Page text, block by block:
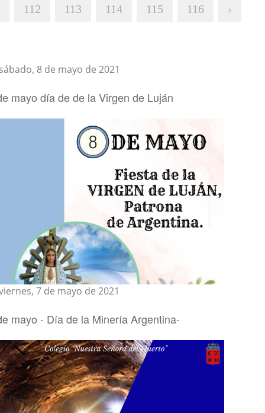
112 113 114 115 116 ›
8 de mayo de 2021
mayo día de de la Virgen de Luján
7 de mayo de 2021
mayo - Día de la Minería Argentina-